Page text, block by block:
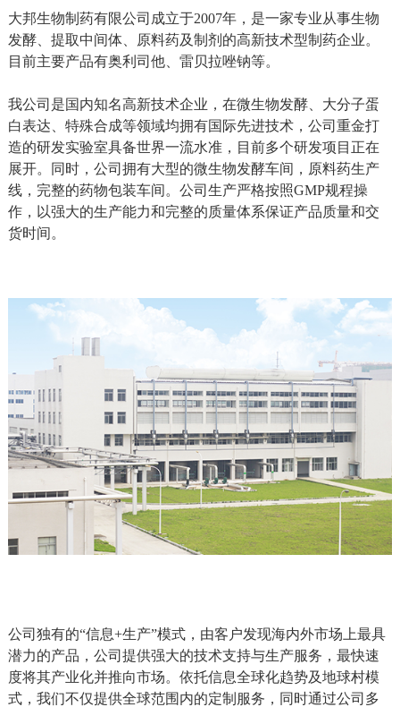
大邦生物制药有限公司成立于2007年，是一家专业从事生物
发酵、提取中间体、原料药及制剂的高新技术型制药企业。
目前主要产品有奥利司他、雷贝拉唑钠等。
我公司是国内知名高新技术企业，在微生物发酵、大分子蛋
白表达、特殊合成等领域均拥有国际先进技术，公司重金打
造的研发实验室具备世界一流水准，目前多个研发项目正在
展开。同时，公司拥有大型的微生物发酵车间，原料药生产
线，完整的药物包装车间。公司生产严格按照GMP规程操
作， 以强大的生产能力和完整的质量体系保证产品质量和交
货时间。
公司独有的“信息+生产”模式， 由客户发现海内外市场上最具
潜力的产品，公司提供强大的技术支持与生产服务，最快速
度将其产业化并推向市场。依托信息全球化趋势及地球村模
式，我们不仅提供全球范围内的定制服务，同时通过公司多